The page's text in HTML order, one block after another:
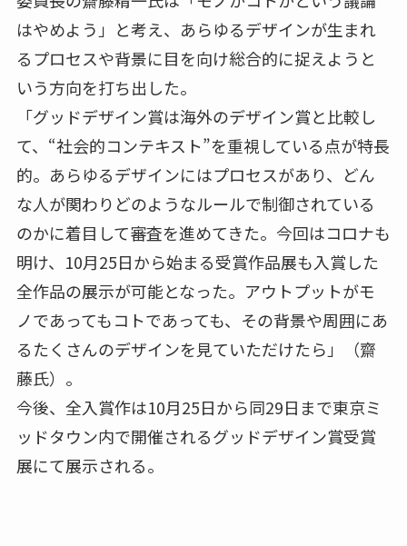
はやめよう」と考え、あらゆるデザインが生まれ
るプロセスや背景に目を向け総合的に捉えようと
いう方向を打ち出した。
「グッドデザイン賞は海外のデザイン賞と比較し
て、“社会的コンテキスト”を重視している点が特長
的。あらゆるデザインにはプロセスがあり、どん
な人が関わりどのようなルールで制御されている
のかに着目して審査を進めてきた。今回はコロナも
明け、10月25日から始まる受賞作品展も入賞した
全作品の展示が可能となった。アウトプットがモ
ノであってもコトであっても、その背景や周囲にあ
るたくさんのデザインを見ていただけたら」（齋
藤氏）。
今後、全入賞作は10月25日から同29日まで東京ミ
ッドタウン内で開催されるグッドデザイン賞受賞
展にて展示される。